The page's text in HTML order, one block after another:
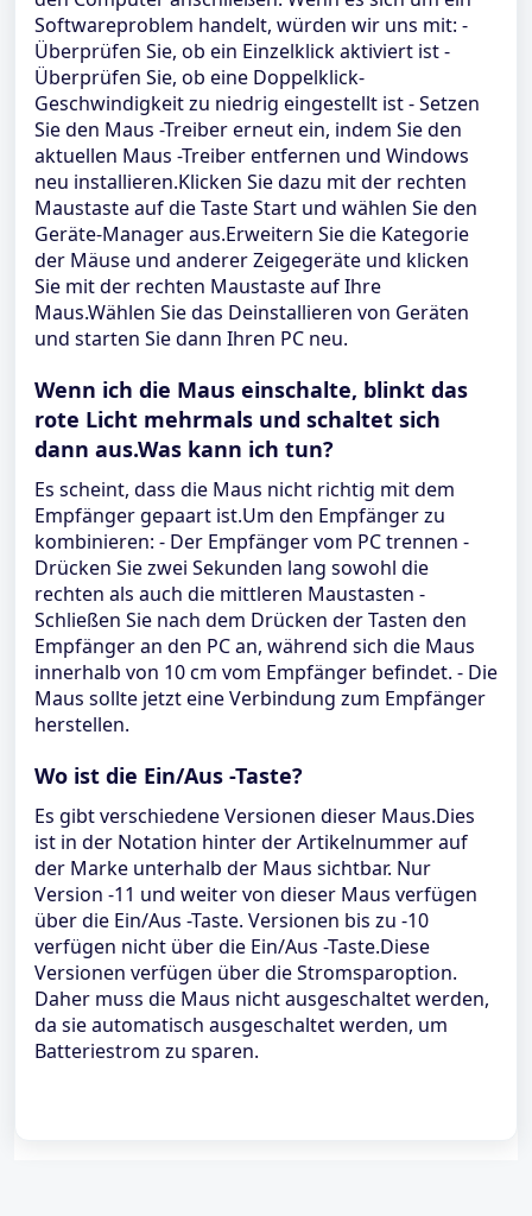
Softwareproblem handelt, würden wir uns mit: -
Überprüfen Sie, ob ein Einzelklick aktiviert ist -
Überprüfen Sie, ob eine Doppelklick-
Geschwindigkeit zu niedrig eingestellt ist - Setzen
Sie den Maus -Treiber erneut ein, indem Sie den
aktuellen Maus -Treiber entfernen und Windows
neu installieren.Klicken Sie dazu mit der rechten
Maustaste auf die Taste Start und wählen Sie den
Geräte-Manager aus.Erweitern Sie die Kategorie
der Mäuse und anderer Zeigegeräte und klicken
Sie mit der rechten Maustaste auf Ihre
Maus.Wählen Sie das Deinstallieren von Geräten
und starten Sie dann Ihren PC neu.
Wenn ich die Maus einschalte, blinkt das
rote Licht mehrmals und schaltet sich
dann aus.Was kann ich tun?
Es scheint, dass die Maus nicht richtig mit dem
Empfänger gepaart ist.Um den Empfänger zu
kombinieren: - Der Empfänger vom PC trennen -
Drücken Sie zwei Sekunden lang sowohl die
rechten als auch die mittleren Maustasten -
Schließen Sie nach dem Drücken der Tasten den
Empfänger an den PC an, während sich die Maus
innerhalb von 10 cm vom Empfänger befindet. - Die
Maus sollte jetzt eine Verbindung zum Empfänger
herstellen.
Wo ist die Ein/Aus -Taste?
Es gibt verschiedene Versionen dieser Maus.Dies
ist in der Notation hinter der Artikelnummer auf
der Marke unterhalb der Maus sichtbar. Nur
Version -11 und weiter von dieser Maus verfügen
über die Ein/Aus -Taste. Versionen bis zu -10
verfügen nicht über die Ein/Aus -Taste.Diese
Versionen verfügen über die Stromsparoption.
Daher muss die Maus nicht ausgeschaltet werden,
da sie automatisch ausgeschaltet werden, um
Batteriestrom zu sparen.